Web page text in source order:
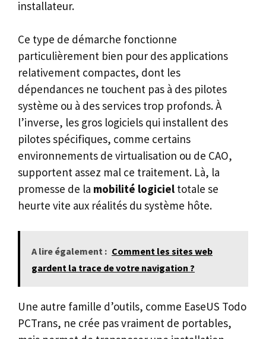
installateur.
Ce type de démarche fonctionne
particulièrement bien pour des applications
relativement compactes, dont les
dépendances ne touchent pas à des pilotes
système ou à des services trop profonds. À
l’inverse, les gros logiciels qui installent des
pilotes spécifiques, comme certains
environnements de virtualisation ou de CAO,
supportent assez mal ce traitement. Là, la
promesse de la mobilité logiciel totale se
heurte vite aux réalités du système hôte.
A lire également : Comment les sites web
gardent la trace de votre navigation ?
Une autre famille d’outils, comme EaseUS Todo
PCTrans, ne crée pas vraiment de portables,